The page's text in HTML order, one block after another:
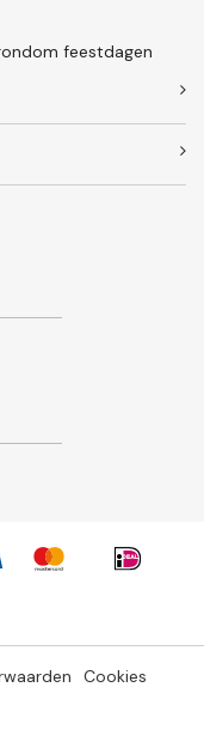
feestdagen
Cookies